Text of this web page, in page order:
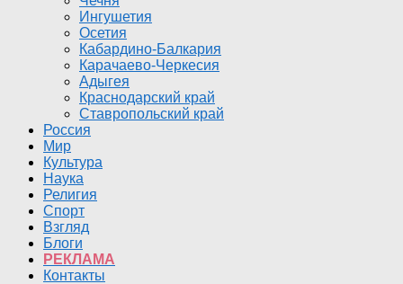
Ингушетия
Осетия
Кабардино-Балкария
Карачаево-Черкесия
Адыгея
Краснодарский край
Ставропольский край
Россия
Мир
Культура
Наука
Религия
Спорт
Взгляд
Блоги
РЕКЛАМА
Контакты